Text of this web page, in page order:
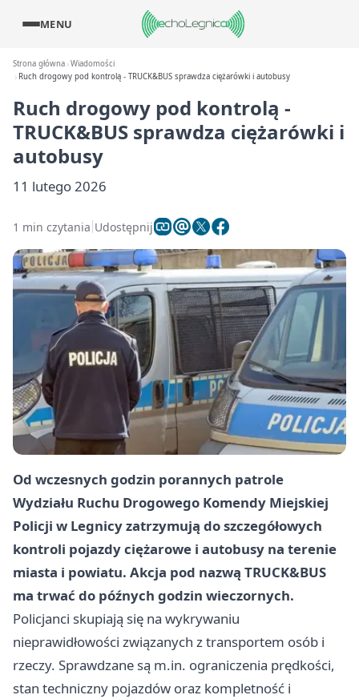
MENU
Strona główna Wiadomości
Ruch drogowy pod kontrolą - TRUCK&BUS sprawdza ciężarówki i autobusy
Ruch drogowy pod kontrolą -
TRUCK&BUS sprawdza ciężarówki i
autobusy
11 lutego 2026
1 min czytania Udostępnij
Od wczesnych godzin porannych patrole
Wydziału Ruchu Drogowego Komendy Miejskiej
Policji w Legnicy zatrzymują do szczegółowych
kontroli pojazdy ciężarowe i autobusy na terenie
miasta i powiatu. Akcja pod nazwą TRUCK&BUS
ma trwać do późnych godzin wieczornych.
Policjanci skupiają się na wykrywaniu
nieprawidłowości związanych z transportem osób i
rzeczy. Sprawdzane są m.in. ograniczenia prędkości,
stan techniczny pojazdów oraz kompletność i